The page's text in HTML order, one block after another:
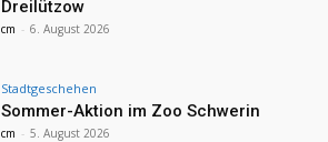
Dreilützow
cm - 6. August 2026
Stadtgeschehen
Sommer-Aktion im Zoo Schwerin
cm - 5. August 2026